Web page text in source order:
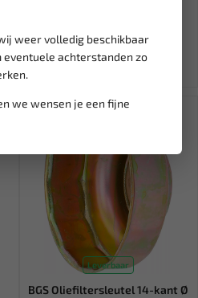
weer volledig beschikbaar
eventuele achterstanden zo
we wensen je een fijne
Ex. btw: € 33,58
Leverbaar
BGS Oliefiltersleutel 14-kant Ø